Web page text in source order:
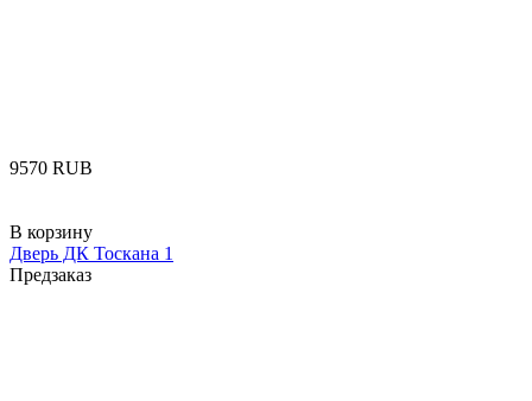
‍9570‍ RUB
В корзину
Дверь ДК Тоскана 1
Предзаказ